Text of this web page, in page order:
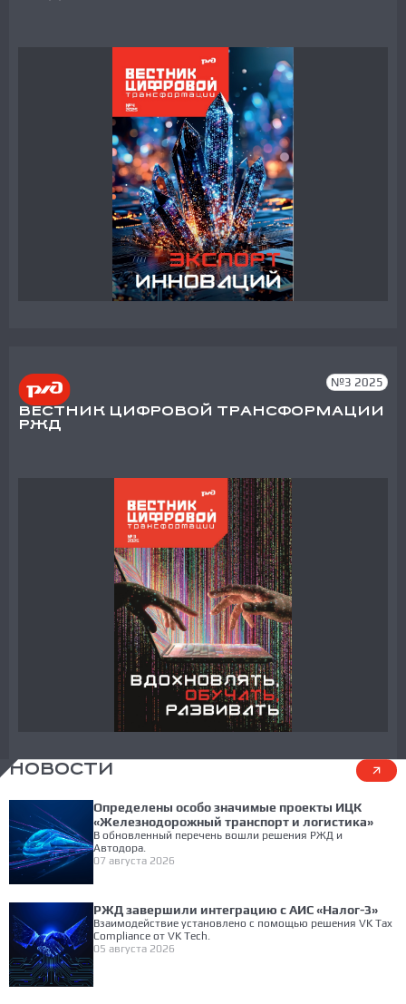
№3 2025
ВЕСТНИК ЦИФРОВОЙ ТРАНСФОРМАЦИИ
РЖД
НОВОСТИ
Определены особо значимые проекты ИЦК
«Железнодорожный транспорт и логистика»
В обновленный перечень вошли решения РЖД и
Автодора.
07 августа 2026
РЖД завершили интеграцию с АИС «Налог-3»
Взаимодействие установлено с помощью решения VK Tax
Compliance от VK Tech.
05 августа 2026